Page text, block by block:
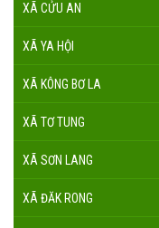
XÃ CỬU AN
XÃ YA HỘI
XÃ KÔNG BƠ LA
XÃ TƠ TUNG
XÃ SƠN LANG
XÃ ĐĂK RONG